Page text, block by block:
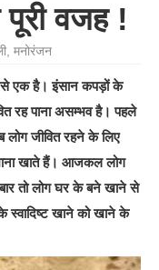
पूरी वजह !
,मनोरंजन
से एक है। इंसान कपड़ों के
रह पाना असम्भव है। पहले
जीवित रहने के लिए
खाते हैं। आजकल लोग
तो लोग घर के बने खाने से
स्वादिष्ट खाने को खाने के